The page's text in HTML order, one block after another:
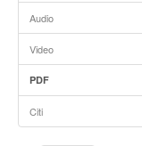
Audio
Video
PDF
Citi